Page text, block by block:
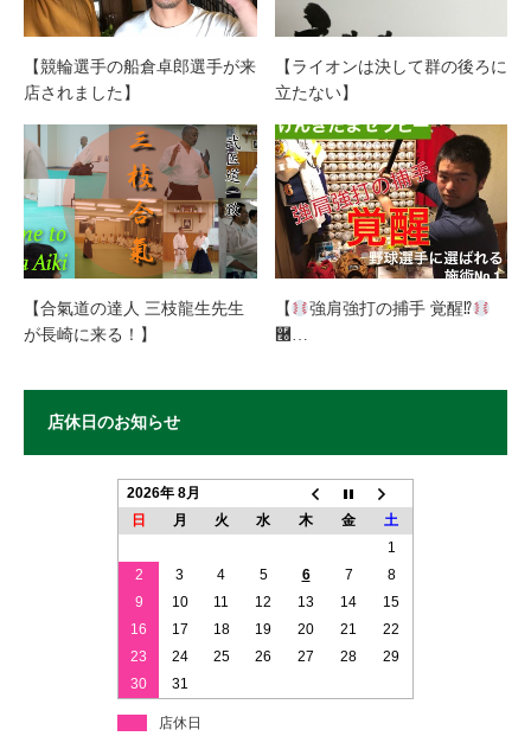
【競輪選手の船倉卓郎選手が来
店されました】
【ライオンは決して群の後ろに
立たない】
【合氣道の達人 三枝龍生先生
が長崎に来る！】
【
強肩強打の捕手 覚醒⁉︎
࿠…
店休日のお知らせ
2026年 8月
日
月 火 水 木 金
土
1
2
3 4 5 6 7
8
9
10 11 12 13 14
15
16
17 18 19 20 21
22
23
24 25 26 27 28
29
30
31
店休日